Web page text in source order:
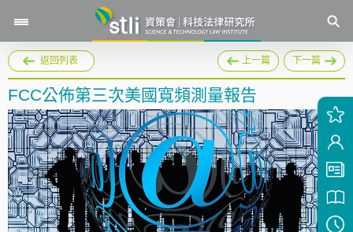
返回列表 上一篇 下一篇
FCC公佈第三次美國寬頻測量報告